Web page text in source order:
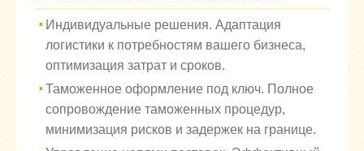
Индивидуальные решения. Адаптация
логистики к потребностям вашего бизнеса,
оптимизация затрат и сроков.
Таможенное оформление под ключ. Полное
сопровождение таможенных процедур,
минимизация рисков и задержек на границе.